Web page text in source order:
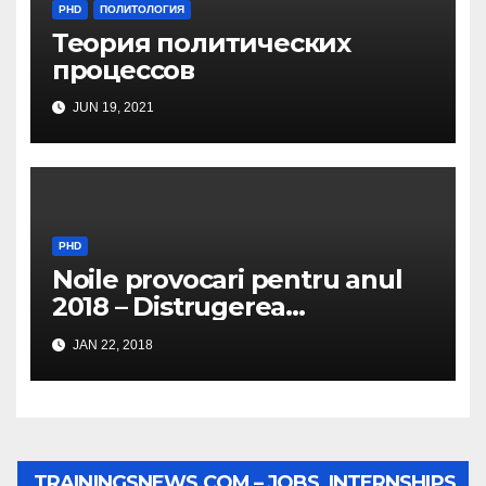
PHD ПОЛИТОЛОГИЯ
Теория политических
процессов
JUN 19, 2021
PHD
Noile provocari pentru anul
2018 – Distrugerea
structurilor EUro-Atlanti…
JAN 22, 2018